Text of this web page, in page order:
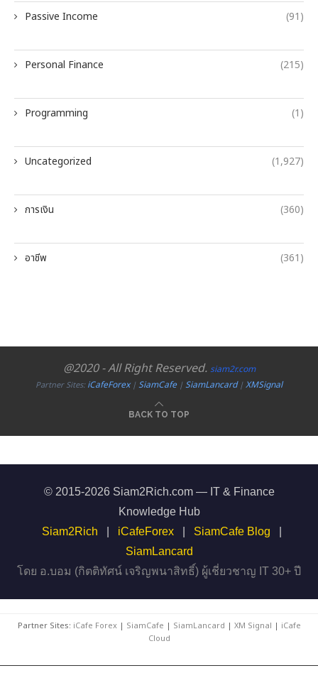
Passive Income (91)
Personal Finance (215)
Programming (1)
Uncategorized (1,927)
การเงิน (360)
อาชีพ (361)
@2020 - All Right Reserved. siam2r.com
Partner Sites:iCafeForex|SiamCafe|SiamLancard|XMSignal
BACK TO TOP
© 2015-2026 Siam2Rich.com — IT & Finance
Knowledge Hub
Siam2Rich
iCafeForex SiamCafe Blog
SiamLancard
โดย อ.บอม (กิตติทัศน์ เจริญพนาสิทธิ์) ผู้เชี่ยวชาญ IT 30+ ปี
Partner Sites: iCafe Forex| SiamCafe | SiamLancard | XM Signal | iCafe
Cloud